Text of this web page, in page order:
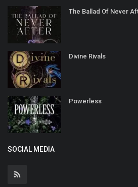
The Ballad Of Never
Divine Rivals
Powerless
SOCIAL MEDIA